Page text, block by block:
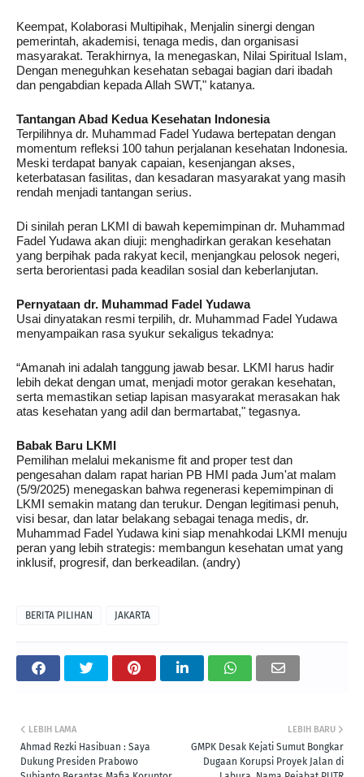
Keempat, Kolaborasi Multipihak, Menjalin sinergi dengan
pemerintah, akademisi, tenaga medis, dan organisasi
masyarakat. Terakhirnya, Ia menegaskan, Nilai Spiritual Islam,
Dengan meneguhkan kesehatan sebagai bagian dari ibadah
dan pengabdian kepada Allah SWT," katanya.
Tantangan Abad Kedua Kesehatan Indonesia
Terpilihnya dr. Muhammad Fadel Yudawa bertepatan dengan
momentum refleksi 100 tahun perjalanan kesehatan Indonesia.
Meski terdapat banyak capaian, kesenjangan akses,
keterbatasan fasilitas, dan kesadaran masyarakat yang masih
rendah menjadi tantangan serius.
Di sinilah peran LKMI di bawah kepemimpinan dr. Muhammad
Fadel Yudawa akan diuji: menghadirkan gerakan kesehatan
yang berpihak pada rakyat kecil, menjangkau pelosok negeri,
serta berorientasi pada keadilan sosial dan keberlanjutan.
Pernyataan dr. Muhammad Fadel Yudawa
Usai dinyatakan resmi terpilih, dr. Muhammad Fadel Yudawa
menyampaikan rasa syukur sekaligus tekadnya:
“Amanah ini adalah tanggung jawab besar. LKMI harus hadir
lebih dekat dengan umat, menjadi motor gerakan kesehatan,
serta memastikan setiap lapisan masyarakat merasakan hak
atas kesehatan yang adil dan bermartabat," tegasnya.
Babak Baru LKMI
Pemilihan melalui mekanisme fit and proper test dan
pengesahan dalam rapat harian PB HMI pada Jum'at malam
(5/9/2025) menegaskan bahwa regenerasi kepemimpinan di
LKMI semakin matang dan terukur. Dengan legitimasi penuh,
visi besar, dan latar belakang sebagai tenaga medis, dr.
Muhammad Fadel Yudawa kini siap menahkodai LKMI menuju
peran yang lebih strategis: membangun kesehatan umat yang
inklusif, progresif, dan berkeadilan. (andry)
BERITA PILIHAN JAKARTA
LEBIH BARU
GMPK Desak Kejati Sumut Bongkar
Dugaan Korupsi Proyek Jalan di
LEBIH LAMA
Ahmad Rezki Hasibuan : Saya
Dukung Presiden Prabowo